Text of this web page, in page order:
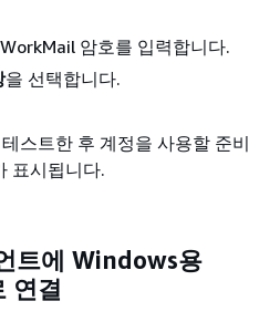
암호를 입력합니다.
을 선택합니다.
스트한 후 계정을 사용할 준비
표시됩니다.
트에 Windows용
연결